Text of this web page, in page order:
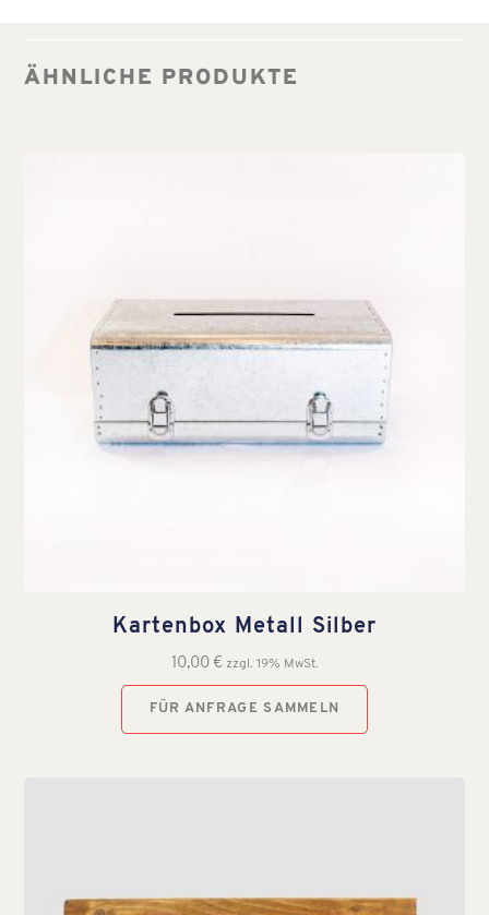
ÄHNLICHE PRODUKTE
Kartenbox Metall Silber
10,00 € zzgl. 19% MwSt.
FÜR ANFRAGE SAMMELN